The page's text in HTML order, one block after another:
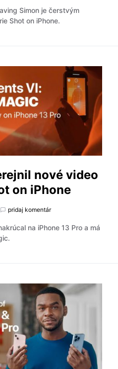
Simon je čerstvým
Shot on iPhone.
nové video
on iPhone
pridaj komentár
na iPhone 13 Pro a má